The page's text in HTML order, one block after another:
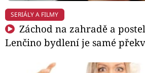
SERIÁLY A FILMY
Záchod na zahradě a
Lenčino bydlení je samé